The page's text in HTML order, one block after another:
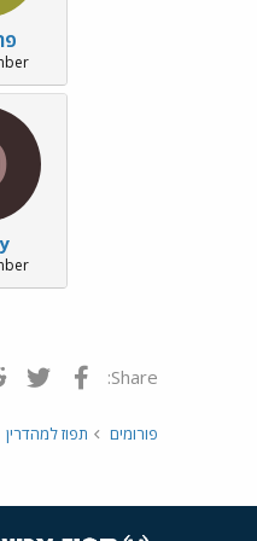
Share: פייסבוק
פורומים תפוז למהדרין